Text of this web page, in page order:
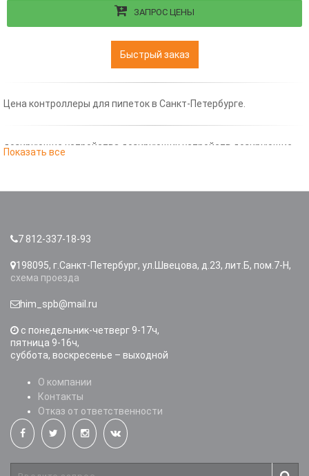
ЗАПРОС ЦЕНЫ
Быстрый заказ
Цена контроллеры для пипеток в Санкт-Петербурге.
дозирующие устройства дозирующих устройств дозирующие
дозаторы, электронные дозаторы, устройства для дозирования
электронные дозаторы, механические дозаторы
Показать все
7 812-337-18-93
198095, г.Санкт-Петербург, ул.Швецова, д.23, лит.Б, пом.7-Н,
схема проезда
him_spb@mail.ru
c понедельник-четверг 9-17ч,
пятница 9-16ч,
суббота, воскресенье – выходной
О компании
Контакты
Отказ от ответственности